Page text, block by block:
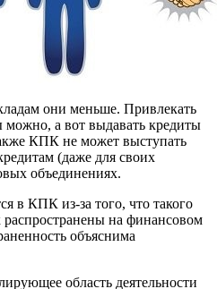
они меньше. Привлекать
можно, а вот выдавать кредиты
КПК не может выступать
(даже для своих
объединениях.
в КПК из-за того, что такого
распространены на финансовом
объяснима
область деятельности